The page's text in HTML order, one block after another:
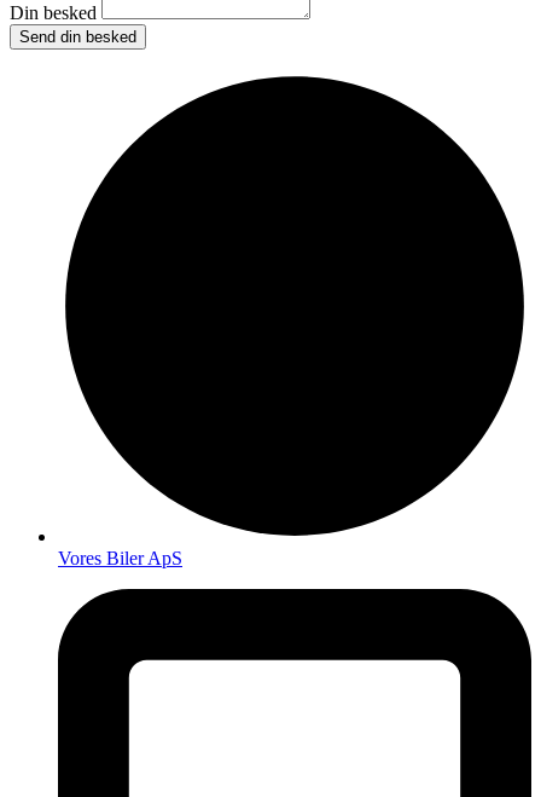
Din besked
Send din besked
Vores Biler ApS